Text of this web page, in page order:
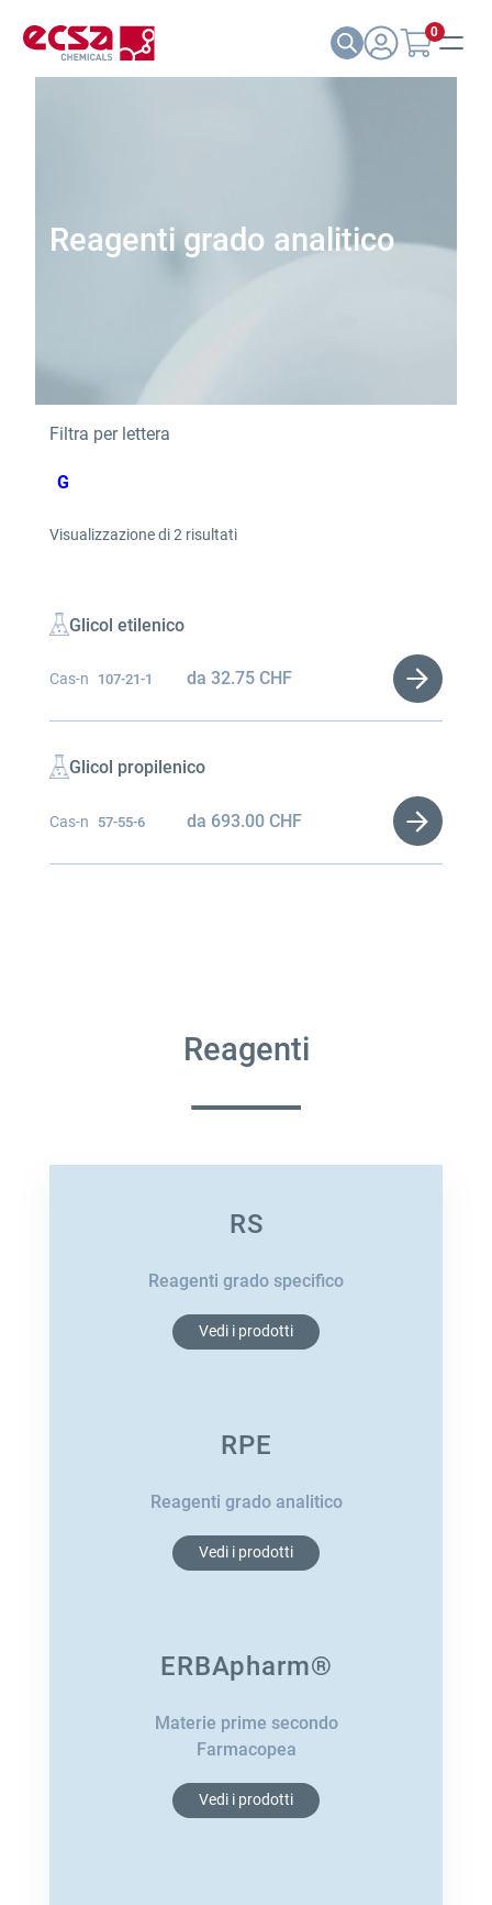
0
Reagenti grado analitico
Filtra per lettera
G
Visualizzazione di 2 risultati
Glicol etilenico
Cas-n 107-21-1 da32.75CHF
Glicol propilenico
Cas-n 57-55-6 da 693.00CHF
Reagenti
RS
Reagenti grado specifico
Vedi i prodotti
RPE
Reagenti grado analitico
Vedi i prodotti
ERBApharm®
Materie prime secondo
Farmacopea
Vedi i prodotti